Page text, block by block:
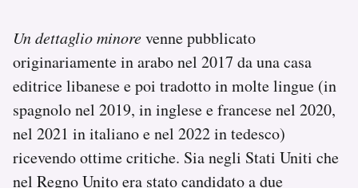
Un dettaglio minorevenne pubblicato
originariamente in arabo nel 2017 da una casa
editrice libanese e poi tradotto in molte lingue (in
spagnolo nel 2019, in inglese e francese nel 2020,
nel 2021 in italiano e nel 2022 in tedesco)
ricevendo ottime critiche. Sia negli Stati Uniti che
nel Regno Unito era stato candidato a due